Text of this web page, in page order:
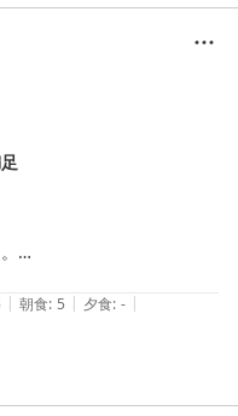
しましたことに重ねてお礼
り続けられるよう、これか
すので、今後ともホテルシ
スも良かったです。
| 朝食: 5 | 夕食: - |